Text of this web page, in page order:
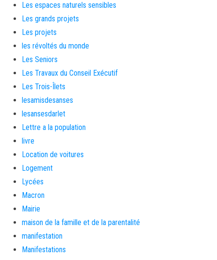
Les espaces naturels sensibles
Les grands projets
Les projets
les révoltés du monde
Les Seniors
Les Travaux du Conseil Exécutif
Les Trois-Îlets
lesamisdesanses
lesansesdarlet
Lettre a la population
livre
Location de voitures
Logement
Lycées
Macron
Mairie
maison de la famille et de la parentalité
manifestation
Manifestations